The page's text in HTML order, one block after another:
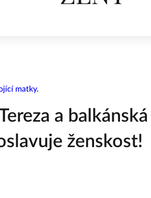
a balkánská
ženskost!